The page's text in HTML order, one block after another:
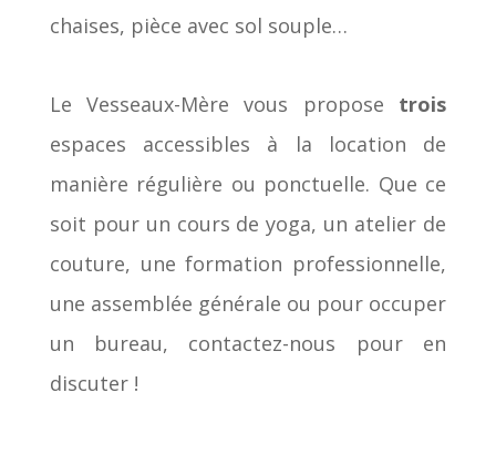
chaises, pièce avec sol souple…
Le Vesseaux-Mère vous propose trois
espaces accessibles à la location de
manière régulière ou ponctuelle. Que ce
soit pour un cours de yoga, un atelier de
couture, une formation professionnelle,
une assemblée générale ou pour occuper
un bureau, contactez-nous pour en
discuter !